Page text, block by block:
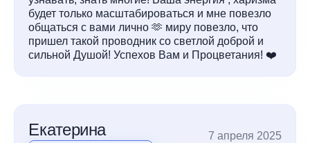
будет только масштабироваться и мне повезло
общаться с вами лично 🫶 миру повезло, что
пришел такой проводник со светлой доброй и
сильной Душой! Успехов Вам и Процветания! ❤️
Екатерина 7 апреля 2025